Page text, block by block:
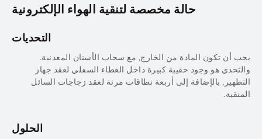
حالة مخصصة لتنقية الهواء الإلكترونية
التحديات
أن تكون المادة من الخارج, مع سحاب الأسنان المعدنية.
هو وجود حقيبة كبيرة داخل الغطاء السفلي لعقد جهاز
بالإضافة إلى أربعة نطاقات مرنة لعقد زجاجات السائل
الحلول